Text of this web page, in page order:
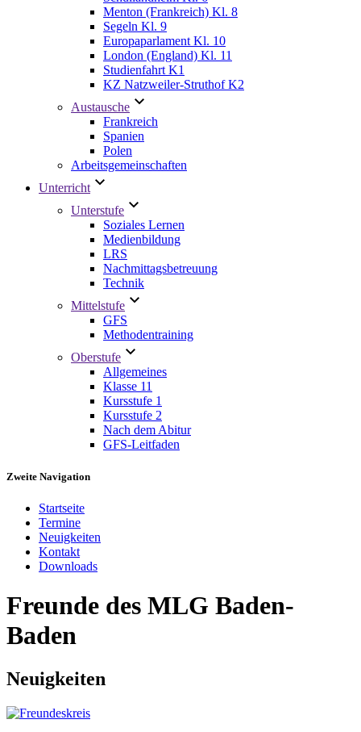
Menton (Frankreich) Kl. 8
Segeln Kl. 9
Europaparlament Kl. 10
London (England) Kl. 11
Studienfahrt K1
KZ Natzweiler-Struthof K2
Austausche
Frankreich
Spanien
Polen
Arbeitsgemeinschaften
Unterricht
Unterstufe
Soziales Lernen
Medienbildung
LRS
Nachmittagsbetreuung
Technik
Mittelstufe
GFS
Methodentraining
Oberstufe
Allgemeines
Klasse 11
Kursstufe 1
Kursstufe 2
Nach dem Abitur
GFS-Leitfaden
Zweite Navigation
Startseite
Termine
Neuigkeiten
Kontakt
Downloads
Freunde des MLG Baden-
Baden
Neuigkeiten